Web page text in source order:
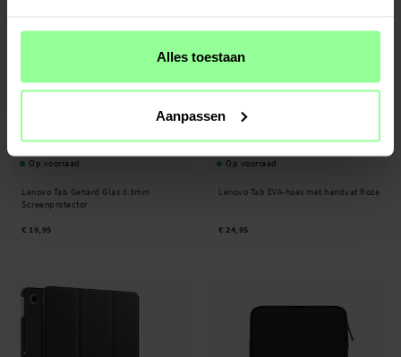
Alles toestaan
Aanpassen
Op voorraad
Lenovo Tab Gehard Glas 0.3mm
Screenprotector
€ 19,95
Op voorraad
Lenovo Tab EVA-hoes met handvat Roze
€ 24,95